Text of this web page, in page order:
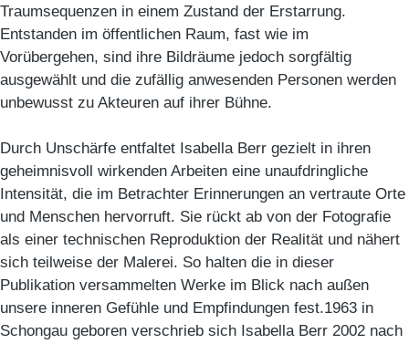
Traumsequenzen in einem Zustand der Erstarrung.
Entstanden im öffentlichen Raum, fast wie im
Vorübergehen, sind ihre Bildräume jedoch sorgfältig
ausgewählt und die zufällig anwesenden Personen werden
unbewusst zu Akteuren auf ihrer Bühne.
Durch Unschärfe entfaltet Isabella Berr gezielt in ihren
geheimnisvoll wirkenden Arbeiten eine unaufdringliche
Intensität, die im Betrachter Erinnerungen an vertraute Orte
und Menschen hervorruft. Sie rückt ab von der Fotografie
als einer technischen Reproduktion der Realität und nähert
sich teilweise der Malerei. So halten die in dieser
Publikation versammelten Werke im Blick nach außen
unsere inneren Gefühle und Empfindungen fest.1963 in
Schongau geboren verschrieb sich Isabella Berr 2002 nach